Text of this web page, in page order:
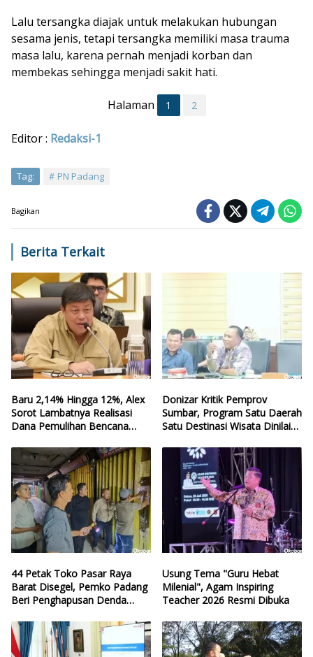
Lalu tersangka diajak untuk melakukan hubungan
sesama jenis, tetapi tersangka memiliki masa trauma
masa lalu, karena pernah menjadi korban dan
membekas sehingga menjadi sakit hati.
Halaman 1 2
Editor : Redaksi-1
Tag: PN Padang
Bagikan
Berita Terkait
Baru 2,14% Hingga 12%, Alex
Sorot Lambatnya Realisasi
Dana Pemulihan Bencana
Donizar Kritik Pemprov
Sumbar, Program Satu Daerah
Satu Destinasi Wisata Dinilai
44 Petak Toko Pasar Raya
Barat Disegel, Pemko Padang
Beri Penghapusan Denda
Usung Tema "Guru Hebat
Milenial", Agam Inspiring
Teacher 2026 Resmi Dibuka